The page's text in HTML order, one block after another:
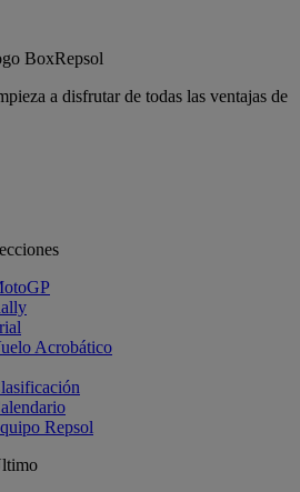
a disfrutar de todas las ventajas de
Acrobático
Repsol